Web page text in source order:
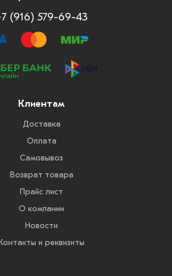
(916) 579-69-43
Клиентам
Доставка
Оплата
Самовывоз
Возврат товара
Прайс лист
О компании
Новости
и реквизиты